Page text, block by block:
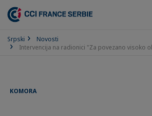
Srpski
Novosti
Intervencija na radionici "Za povezano visoko
KOMORA